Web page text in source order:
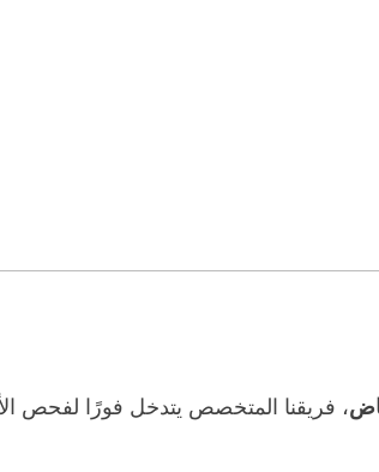
، فريقنا المتخصص يتدخل فورًا لفحص